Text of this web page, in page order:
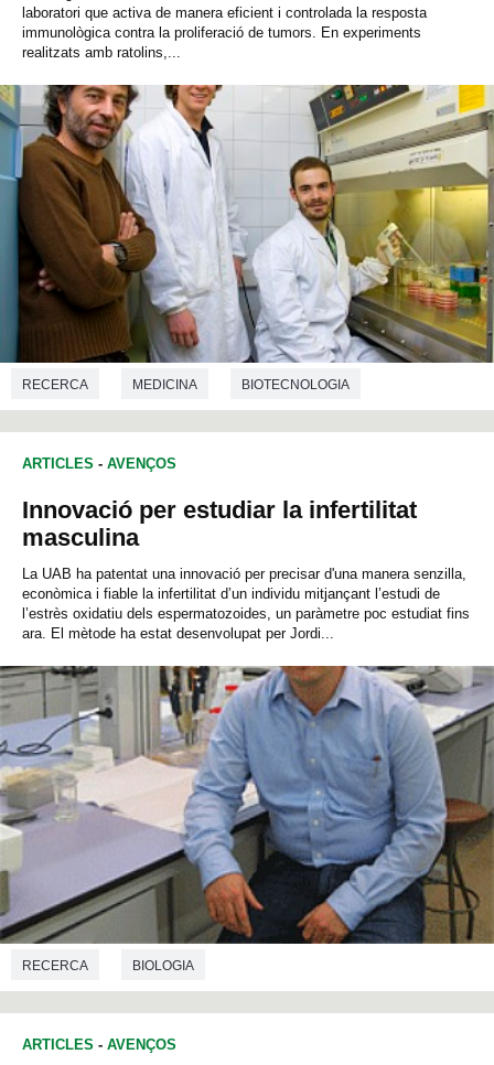
laboratori que activa de manera eficient i controlada la resposta
immunològica contra la proliferació de tumors. En experiments
realitzats amb ratolins,...
RECERCA MEDICINA BIOTECNOLOGIA
ARTICLES - AVENÇOS
Innovació per estudiar la infertilitat
masculina
La UAB ha patentat una innovació per precisar d'una manera senzilla,
econòmica i fiable la infertilitat d’un individu mitjançant l’estudi de
l’estrès oxidatiu dels espermatozoides, un paràmetre poc estudiat fins
ara. El mètode ha estat desenvolupat per Jordi...
RECERCA BIOLOGIA
ARTICLES - AVENÇOS